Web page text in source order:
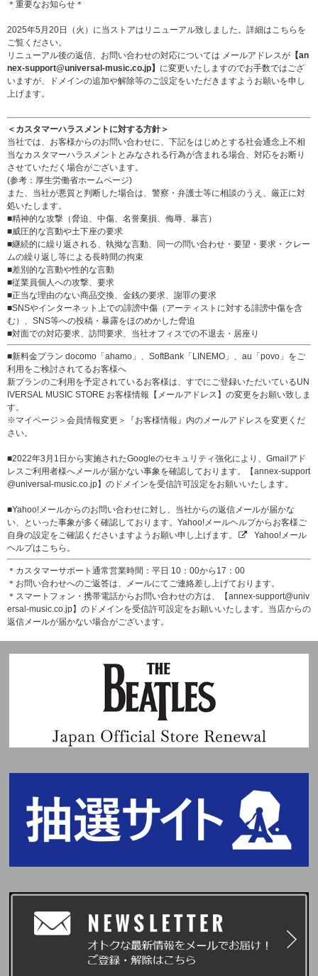
＊重要なお知らせ＊
2025年5月20日（火）に当ストアはリニューアル致しました。詳細はこちら を
ご覧ください。
リニューアル後の返信、お問い合わせの対応については メールアドレスが 【an
nex-support@universal-music.co.jp】 に変更いたしますのでお手数ではござ
いますが、ドメインの追加や解除等のご設定をいただきますようお願いを申し
上げます。
＜カスタマーハラスメントに対する方針＞
当社では、お客様からのお問い合わせに、下記をはじめとする社会通念上不相
当なカスタマーハラスメントとみなされる行為が含まれる場合、対応をお断り
させていただく場合がございます。
(参考： 厚生労働省ホームページ)
また、当社が悪質と判断した場合は、警察・弁護士等に相談のうえ、厳正に対
処いたします。
■精神的な攻撃（脅迫、中傷、名誉棄損、侮辱、暴言）
■威圧的な言動や土下座の要求
■継続的に繰り返される、執拗な言動、同一の問い合わせ・要望・要求・クレー
ムの繰り返し等による長時間の拘束
■差別的な言動や性的な言動
■従業員個人への攻撃、要求
■正当な理由のない商品交換、金銭の要求、謝罪の要求
■SNSやインターネット上での誹謗中傷（アーティストに対する誹謗中傷を含
む）、SNS等への投稿・暴露をほのめかした脅迫
■対面での対応要求、訪問要求、当社オフィスでの不退去・居座り
■新料金プラン docomo「ahamo」、SoftBank「LINEMO」、au「povo」をご
利用をご検討されてるお客様へ
新プランのご利用を予定されているお客様は、すでにご登録いただいているUN
IVERSAL MUSIC STORE お客様情報【メールアドレス】の変更をお願い致しま
す。
※マイページ＞会員情報変更＞『お客様情報』内のメールアドレスを変更くだ
さい。
■2022年3月1日から実施されたGoogleのセキュリティ強化により、Gmailアド
レスご利用者様へメールが届かない事象を確認しております。【annex-support
@universal-music.co.jp】のドメインを受信許可設定をお願いいたします。
■Yahoo!メールからのお問い合わせに対し、当社からの返信メールが届かな
い、といった事象が多く確認しております。Yahoo!メールヘルプからお客様ご
自身の設定をご確認くださいますようお願い申し上げます。
Yahoo!メール
ヘルプはこちら。
＊カスタマーサポート通常営業時間：平日 10：00から17：00
＊お問い合わせへのご返答は、メールにてご連絡差し上げております。
＊スマートフォン・携帯電話からお問い合わせの方は、【annex-support@univ
ersal-music.co.jp】のドメインを受信許可設定をお願いいたします。当店からの
返信メールが届かない場合がございます。